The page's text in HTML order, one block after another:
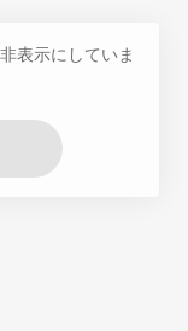
表示にしていま